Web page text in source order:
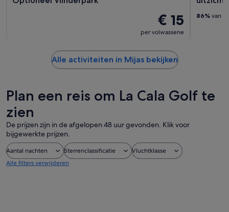
€ 15
per volwassene
86% van
Alle activiteiten in Mijas bekijken
Plan een reis om La Cala Golf te
zien
De prijzen zijn in de afgelopen 48 uur gevonden. Klik voor
bijgewerkte prijzen.
Aantal nachten Sterrenclassificatie
Vluchtklasse
Alle filters verwijderen